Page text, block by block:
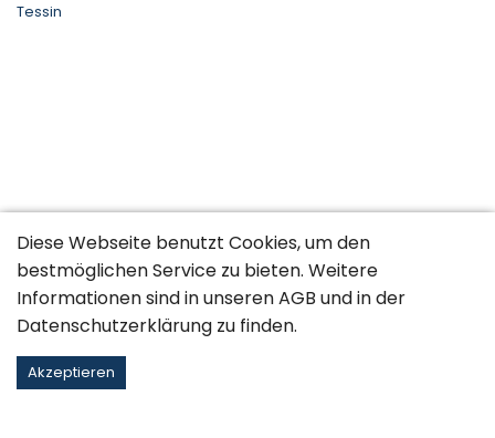
Tessin
Diese Webseite benutzt Cookies, um den
bestmöglichen Service zu bieten. Weitere
Informationen sind in unserenAGB und in der
Datenschutzerklärung zu finden.
Akzeptieren